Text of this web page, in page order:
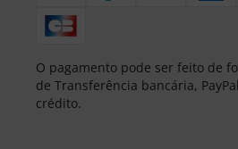
O pagamento pode ser feito de
de Transferência bancária,
crédito.